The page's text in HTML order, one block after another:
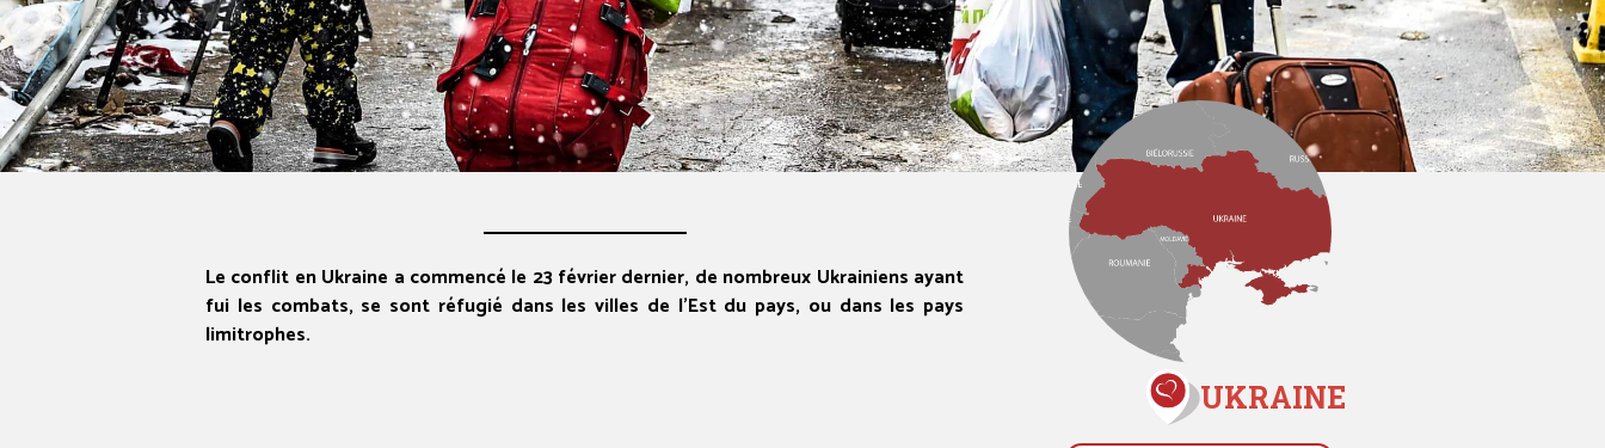
Le conflit en Ukraine a commencé le 23 février dernier, de nombreux Ukrainiens ayant
fui les combats, se sont réfugié dans les villes de l’Est du pays, ou dans les pays
limitrophes.
UKRAINE